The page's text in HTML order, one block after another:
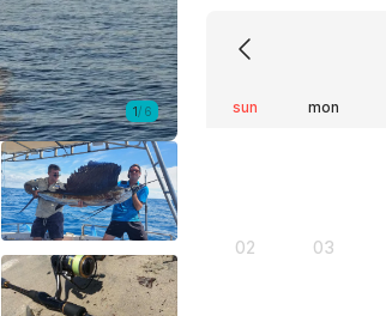
1/ 6 sun mon
02 03